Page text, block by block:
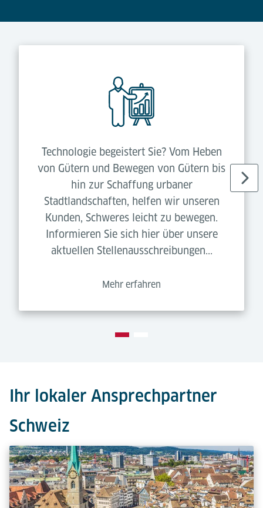
Technologie begeistert Sie? Vom Heben
von Gütern und Bewegen von Gütern bis
hin zur Schaffung urbaner
Stadtlandschaften, helfen wir unseren
Kunden, Schweres leicht zu bewegen.
Informieren Sie sich hier über unsere
aktuellen Stellenausschreibungen...
Mehr erfahren
Ihr lokaler Ansprechpartner
Schweiz